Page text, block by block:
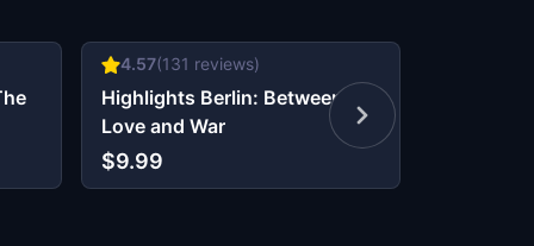
4.57(131 reviews)
Highlights Berlin: Between
Love and War
$9.99